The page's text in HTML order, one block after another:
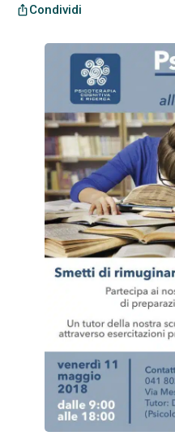
ios_shareCondividi